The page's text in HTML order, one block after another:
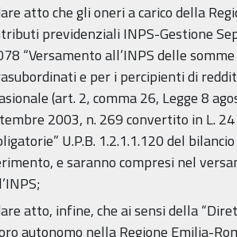
atto che gli oneri a carico della
previdenziali INPS-Gestione
“Versamento all’INPS delle
e per i percipienti di
(art. 2, comma 26, Legge 8
2003, n. 269 convertito in L.
U.P.B. 1.2.1.1.120 del
e saranno compresi nel
atto, infine, che ai sensi della
autonomo nella Regione Emilia-